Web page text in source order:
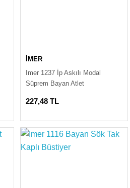
İMER
Imer 1237 İp Askılı Modal
Süprem Bayan Atlet
227,48 TL